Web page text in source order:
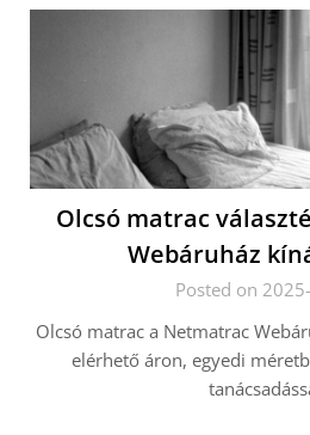
Olcsó matrac
Webáruház
Posted on
Olcsó matrac a Netmatrac
elérhető áron, egyedi